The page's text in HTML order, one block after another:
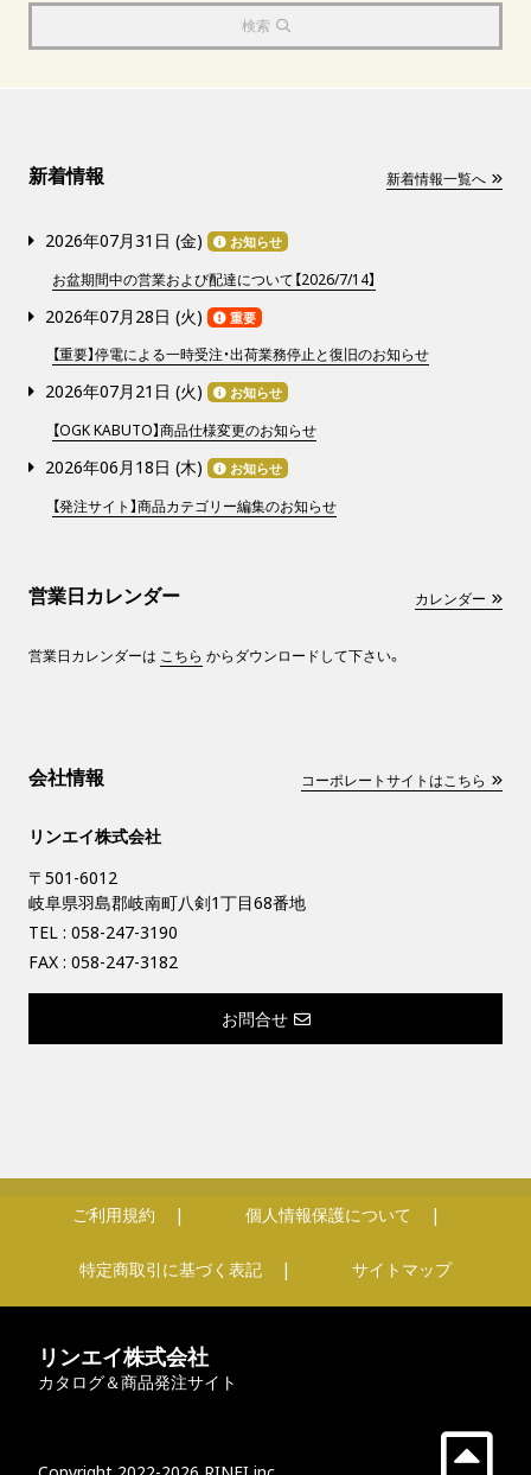
検索
新着情報 新着情報一覧へ
2026年07月31日 (金) お知らせ
お盆期間中の営業および配達について【2026/7/14】
2026年07月28日 (火) 重要
【重要】停電による一時受注・出荷業務停止と復旧のお知らせ
2026年07月21日 (火) お知らせ
【OGK KABUTO】商品仕様変更のお知らせ
2026年06月18日 (木) お知らせ
【発注サイト】商品カテゴリー編集のお知らせ
営業日カレンダー カレンダー
営業日カレンダーは こちら からダウンロードして下さい。
会社情報 コーポレートサイトはこちら
リンエイ株式会社
〒501-6012
岐阜県羽島郡岐南町八剣1丁目68番地
TEL : 058-247-3190
FAX : 058-247-3182
お問合せ
ご利用規約 個人情報保護について
特定商取引に基づく表記 サイトマップ
リンエイ株式会社
カタログ＆商品発注サイト